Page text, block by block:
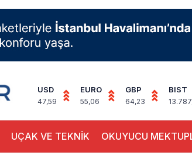
USD
47,59
EURO
55,06
GBP
64,23
BIST
UÇAK VE TEKNİK OKUYUCU